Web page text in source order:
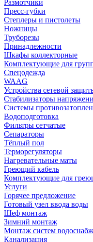
Размотчики
Пресс-губки
Степлеры и пистолеты
Ножницы
Труборезы
Принадлежности
Шкафы коллекторные
Комплектующие для
Спецодежда
WAAG
Устройства сетевой
Стабилизаторы
Системы
Водоподготовка
Фильтры сетчатые
Сепараторы
Тёплый пол
Терморегуляторы
Нагревательные маты
Греющий кабель
Комплектующие для
Услуги
Горячее предложение
Готовый узел ввода воды
Шеф монтаж
Зимний монтаж
Монтаж систем
Канализация